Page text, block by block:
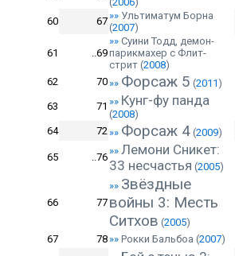
60 67»» Ультиматум Борна
(2007)
61 ..69
»» Суини Тодд, демон-
парикмахер с Флит-
стрит (2008)
62 70»» Форсаж 5 (2011)
63 71 »» Кунг-фу панда
(2008)
64 72»» Форсаж 4 (2009)
65 ..76
»» Лемони Сникет:
33 несчастья (2005)
66 77
»» Звёздные
войны 3: Месть
Ситхов (2005)
67 78»» Рокки Бальбоа (2007)